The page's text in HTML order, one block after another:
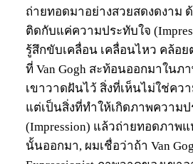
ถ่ายทอดมาอย่างสวยสดงดงาม
ติดกับแค่ความประทับใจ
รู้สึกขับเคลื่อน เคลื่อนไหว คล้อ
ที่ Van Gogh สะท้อนออกมาในภ
เขาวาดฝันไว้ สิ่งที่เห็นไม่ใช่ควา
แต่เป็นสิ่งที่ทำให้เกิดภาพความป
(Impression) แล้วถ่ายทอดภาพ
นั้นออกมา, ผมเชื่อว่าถ้า Van